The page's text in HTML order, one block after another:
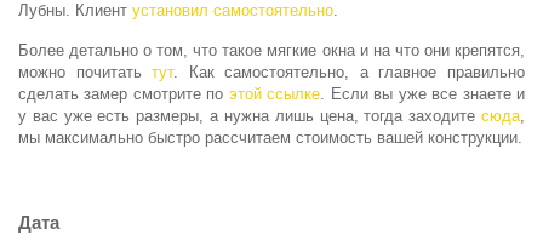
Лубны. Клиент установил самостоятельно.
Более детально о том, что такое мягкие окна и на что они крепятся,
можно почитатьтут. Как самостоятельно, а главное правильно
сделать замер смотрите по этой ссылке. Если вы уже все знаете и
у вас уже есть размеры, а нужна лишь цена, тогда заходите сюда,
мы максимально быстро рассчитаем стоимость вашей конструкции.
Дата